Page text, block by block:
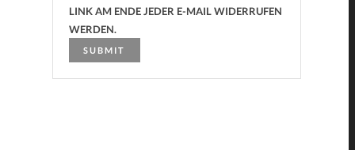
LINK AM ENDE JEDER E-MAIL WIDERRUFEN
WERDEN.